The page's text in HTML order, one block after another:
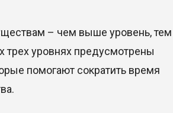
– чем выше уровень, тем
уровнях предусмотрены
помогают сократить время